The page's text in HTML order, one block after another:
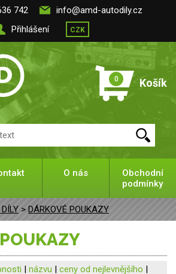
742
info@amd-autodily.cz
Přihlášení
CZK
0 Košík
O nás
Obchodní
podmínky
> DÁRKOVÉ POUKAZY
POUKAZY
| názvu | ceny od nejlevnějšího |